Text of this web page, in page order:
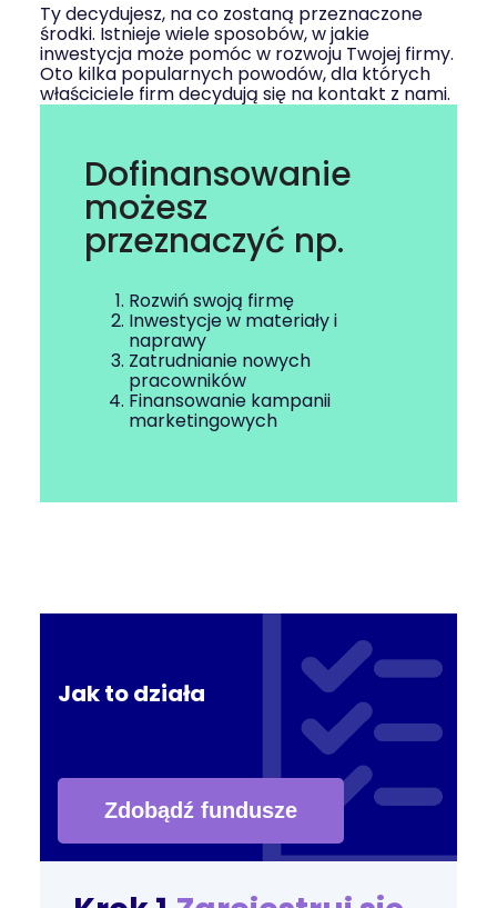
Ty decydujesz, na co zostaną przeznaczone
środki. Istnieje wiele sposobów, w jakie
inwestycja może pomóc w rozwoju Twojej firmy.
Oto kilka popularnych powodów, dla których
właściciele firm decydują się na kontakt z nami.
Dofinansowanie
możesz
przeznaczyć np.
Rozwiń swoją firmę
Inwestycje w materiały i
naprawy
Zatrudnianie nowych
pracowników
Finansowanie kampanii
marketingowych
Jak to działa
Zdobądź fundusze